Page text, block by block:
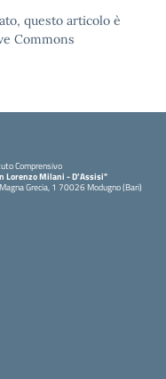
questo articolo è
Commons
Comprensivo
Lorenzo Milani - D’Assisi"
Grecia, 1 70026 Modugno (Bari)
la pagina iniziale della scuola